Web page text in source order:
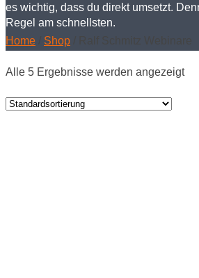
es wichtig, dass du direkt umsetzt.
Regel am schnellsten.
Home
Shop
Alle 5 Ergebnisse werden angezeigt